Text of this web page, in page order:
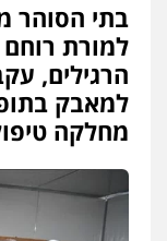
בתי הסוהר
למורת רוחם
הרגילים,
למאבק
מחלקה